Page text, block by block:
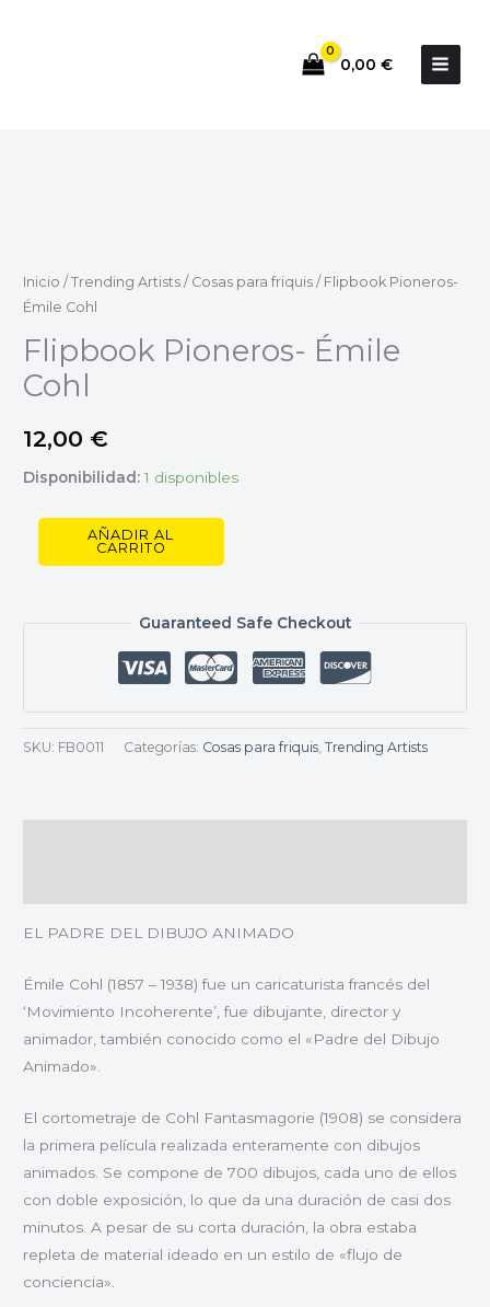
0,00 €
Inicio / Trending Artists / Cosas para friquis / Flipbook Pioneros-
Émile Cohl
Flipbook Pioneros- Émile
Cohl
12,00 €
Disponibilidad: 1 disponibles
AÑADIR AL
CARRITO
Guaranteed Safe Checkout
SKU: FB0011 Categorías: Cosas para friquis, Trending Artists
EL PADRE DEL DIBUJO ANIMADO
Émile Cohl (1857 – 1938) fue un caricaturista francés del
‘Movimiento Incoherente’, fue dibujante, director y
animador, también conocido como el «Padre del Dibujo
Animado».
El cortometraje de Cohl Fantasmagorie (1908) se considera
la primera película realizada enteramente con dibujos
animados. Se compone de 700 dibujos, cada uno de ellos
con doble exposición, lo que da una duración de casi dos
minutos. A pesar de su corta duración, la obra estaba
repleta de material ideado en un estilo de «flujo de
conciencia».